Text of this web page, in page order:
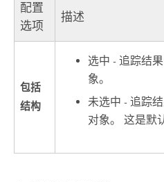
配置
选项
描述
包括
结构
选中 - 追踪结
象。
未选中 - 追踪
对象。 这是默